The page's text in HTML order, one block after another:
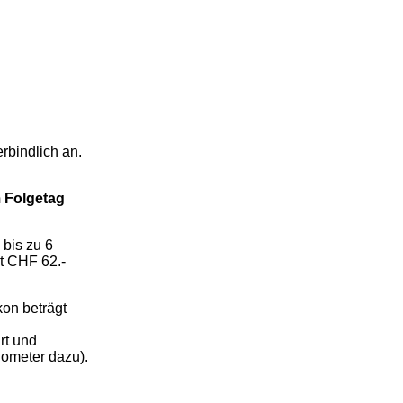
an.
Folgetag
zu 6
CHF 62.-
beträgt
und
dazu).